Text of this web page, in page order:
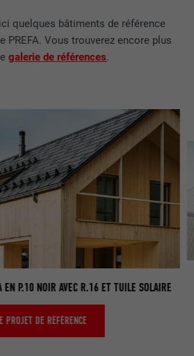
quelques bâtiments de référence
PREFA. Vous trouverez encore plus
galerie de références.
EN P.10 NOIR AVEC R.16 ET TUILE SOLAIRE
PROJET DE RÉFÉRENCE